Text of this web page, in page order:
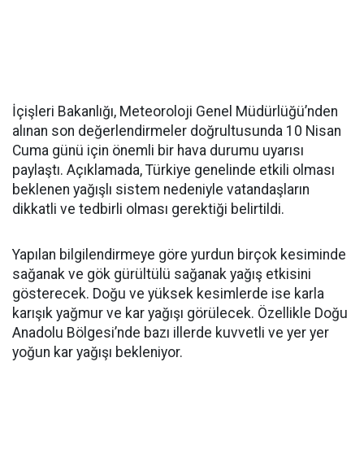
İçişleri Bakanlığı, Meteoroloji Genel Müdürlüğü’nden
alınan son değerlendirmeler doğrultusunda 10 Nisan
Cuma günü için önemli bir hava durumu uyarısı
paylaştı. Açıklamada, Türkiye genelinde etkili olması
beklenen yağışlı sistem nedeniyle vatandaşların
dikkatli ve tedbirli olması gerektiği belirtildi.
Yapılan bilgilendirmeye göre yurdun birçok kesiminde
sağanak ve gök gürültülü sağanak yağış etkisini
gösterecek. Doğu ve yüksek kesimlerde ise karla
karışık yağmur ve kar yağışı görülecek. Özellikle Doğu
Anadolu Bölgesi’nde bazı illerde kuvvetli ve yer yer
yoğun kar yağışı bekleniyor.